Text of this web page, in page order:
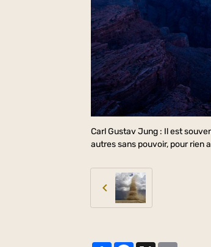
Carl Gustav Jung : Il est
autres sans pouvoir, pour rien